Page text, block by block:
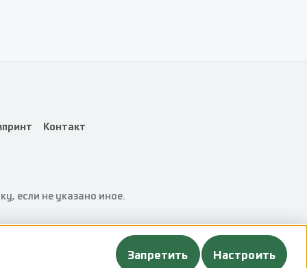
Контакт
если не указано иное.
Запретить Настроить